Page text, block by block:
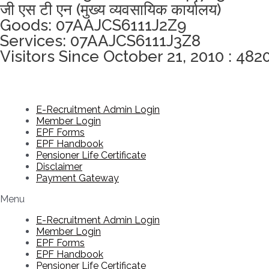
जी एस टी एन (मुख्य व्यवसायिक कार्यालय)
Goods: 07AAJCS6111J2Z9
Services: 07AAJCS6111J3Z8
Visitors Since October 21, 2010 :
E-Recruitment Admin Login
Member Login
EPF Forms
EPF Handbook
Pensioner Life Certificate
Disclaimer
Payment Gateway
Menu
E-Recruitment Admin Login
Member Login
EPF Forms
EPF Handbook
Pensioner Life Certificate